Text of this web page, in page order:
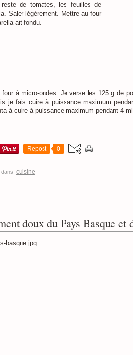
de tomates, les feuilles de
Saler légèrement. Mettre au four
ait fondu.
à micro-ondes. Je verse les 125 g de
je fais cuire à puissance maximum
à cuire à puissance maximum pendant 4
Repost 0
dans cuisine
doux du Pays Basque et